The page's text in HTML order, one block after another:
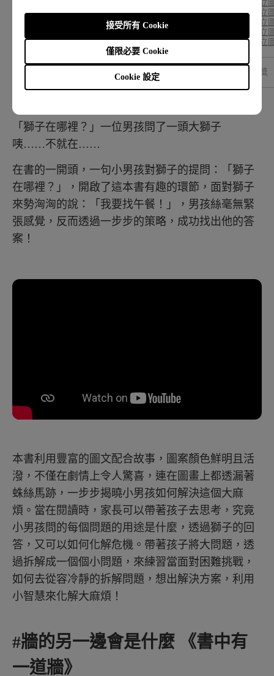
Cookie 設定
僅限必要 Cookie
接受所有 Cookie
新北市立
桃園市立
台中市立
台南市立
高雄市立
前往抽獎
「獅子在哪裡？」一位男孩問了一頭大獅子
咦……不就在……
在書的一開頭，一句小男孩對獅子的提問：「獅子
在哪裡？」，開啟了這本書有趣的環節，面對獅子
來勢洶洶的說：「我要找午餐！」，男孩絲毫無緊
張感覺，反而透過一步步的策略，成功找出他的答
案！
本書利用豐富的圖文配合故事，圖案顏色鮮明且活
潑，不僅在劇情上令人驚喜，連在圖畫上都透漏著
蛛絲馬跡，一步步揭曉小男孩如何解決這個大麻
煩。當在閱讀時，家長可以帶著孩子去思考，究竟
小男孩問的每個問題的用途是什麼，透過獅子的回
答，又可以如何化解危機。帶著孩子將大問題，透
過拆解成一個個小問題，來練習當面對困難挑戰，
如何去從容冷靜的拆解問題，想出解決方案，利用
小智慧來化解大麻煩！
#牆的另一邊會是什麼 《書中有
一道牆》